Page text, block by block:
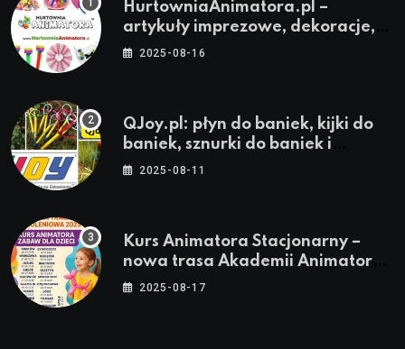
HurtowniaAnimatora.pl –
artykuły imprezowe, dekoracje,
stroje i akcesoria dla animatorów
2025-08-16
QJoy.pl: płyn do baniek, kijki do
baniek, sznurki do baniek i
zestawy do baniek
2025-08-11
Kurs Animatora Stacjonarny –
nowa trasa Akademii Animatora
– jesień 2025
2025-08-17